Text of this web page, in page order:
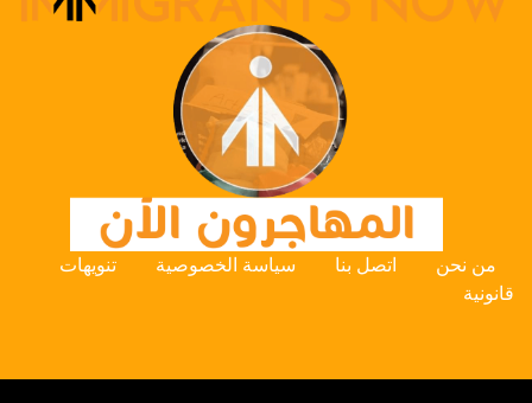
من نحن اتصل بنا سياسة الخصوصية
تنويهات
قانونية